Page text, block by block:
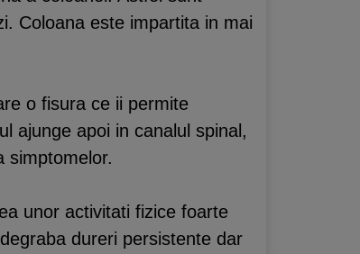
Coloana este impartita in mai
o fisura ce ii permite
ajunge apoi in canalul spinal,
simptomelor.
unor activitati fizice foarte
dureri persistente dar